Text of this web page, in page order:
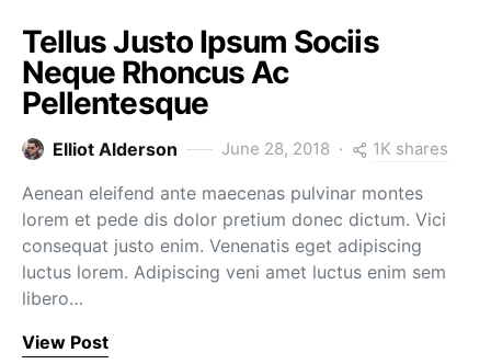
Tellus Justo Ipsum Sociis
Neque Rhoncus Ac
Pellentesque
Elliot Alderson June 28, 2018 1K shares
Aenean eleifend ante maecenas pulvinar montes
lorem et pede dis dolor pretium donec dictum. Vici
consequat justo enim. Venenatis eget adipiscing
luctus lorem. Adipiscing veni amet luctus enim sem
libero…
View Post